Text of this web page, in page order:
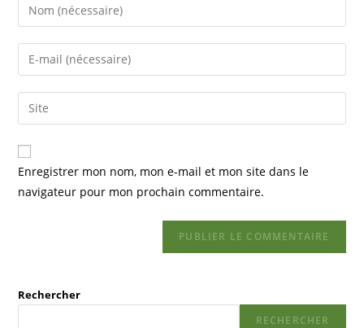
Enregistrer mon nom, mon e-mail et mon site dans le
navigateur pour mon prochain commentaire.
Rechercher
RECHERCHER